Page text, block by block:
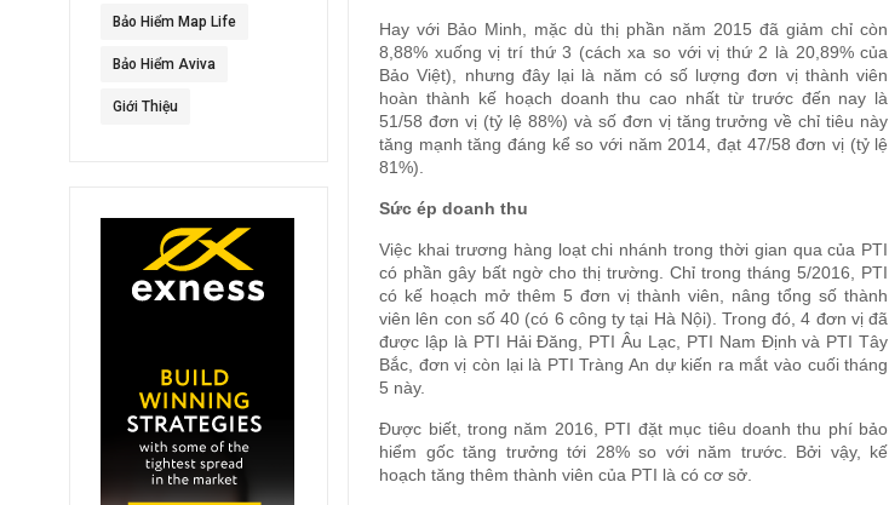
Bảo Hiểm Map Life
Bảo Hiểm Aviva
Giới Thiệu
Hay với Bảo Minh, mặc dù thị phần năm 2015 đã giảm chỉ còn
8,88% xuống vị trí thứ 3 (cách xa so với vị thứ 2 là 20,89% của
Bảo Việt), nhưng đây lại là năm có số lượng đơn vị thành viên
hoàn thành kế hoạch doanh thu cao nhất từ trước đến nay là
51/58 đơn vị (tỷ lệ 88%) và số đơn vị tăng trưởng về chỉ tiêu này
tăng mạnh tăng đáng kể so với năm 2014, đạt 47/58 đơn vị (tỷ lệ
81%).
Sức ép doanh thu
Việc khai trương hàng loạt chi nhánh trong thời gian qua của PTI
có phần gây bất ngờ cho thị trường. Chỉ trong tháng 5/2016, PTI
có kế hoạch mở thêm 5 đơn vị thành viên, nâng tổng số thành
viên lên con số 40 (có 6 công ty tại Hà Nội). Trong đó, 4 đơn vị đã
được lập là PTI Hải Đăng, PTI Âu Lạc, PTI Nam Định và PTI Tây
Bắc, đơn vị còn lại là PTI Tràng An dự kiến ra mắt vào cuối tháng
5 này.
Được biết, trong năm 2016, PTI đặt mục tiêu doanh thu phí bảo
hiểm gốc tăng trưởng tới 28% so với năm trước. Bởi vậy, kế
hoạch tăng thêm thành viên của PTI là có cơ sở.